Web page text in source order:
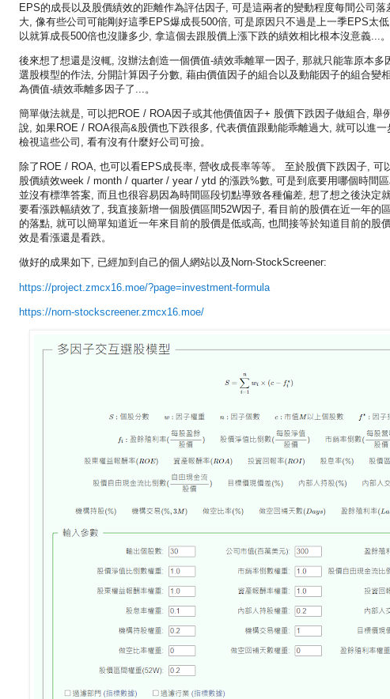
EPS的成長以及股價績效的距離作為評估因子, 可是這兩者的變動程度每間公司落
大, 像有些公司可能剛好這季EPS爆成長500倍, 可是原因只不過是上一季EPS太
以就算成長500倍也沒賺多少, 拿這個去跟股價上漲下跌的績效相比根本沒意義...。
後來想了想還是沒輒, 沒辦法創造一個價值-績效乖離單一因子, 那就只能靠原本多
選股模型的作法, 分開計算因子分數, 藉由價值因子的組合以及動能因子的組合變
為價值-績效乖離多因子了...。
簡單做法就是, 可以把ROE / ROA因子或其他價值因子+ 股價下跌因子做組合, 舉
說, 如果ROE / ROA很高&股價也下跌很多, 代表價值跟動能乖離過大, 就可以進一
檢視這些公司, 看有沒有什麼好公司可撿。
除了ROE / ROA, 也可以看EPS成長率, 營收成長率等等。 至於股價下跌因子, 可
股價績效week / month / quarter / year / ytd 的漲跌%數, 可是到底要用哪個時間
並沒有標準答案, 而且也很容易因為時間區段切點導致各種偏差, 想了想之後決定
要看漲跌幅績效了, 我直接新增一個股價區間52W因子, 看目前的股價在近一年的
的落點, 就可以簡單知道近一年來目前的股價是低或高, 也間接等於知道目前的股
效是看漲還是看跌。
做好的成果如下, 已經加到自己的個人網站以及Norn-StockScreener:
https://project.zmcx16.moe/?page=investment-formula
https://norn-stockscreener.zmcx16.moe/